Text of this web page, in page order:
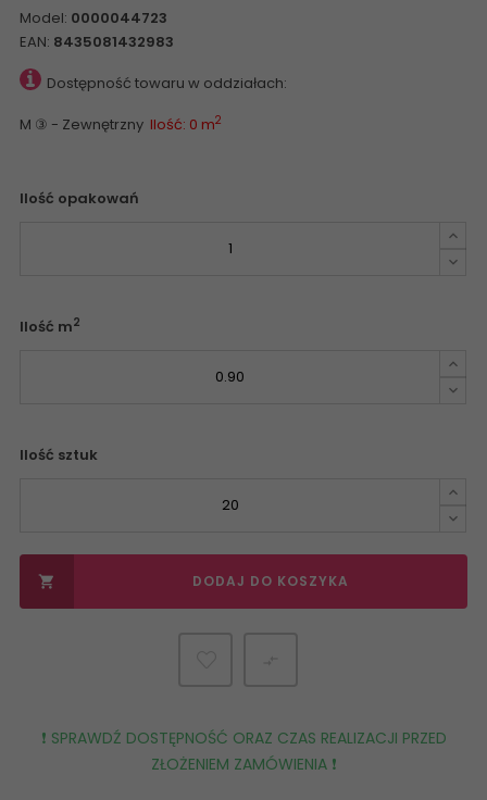
Model: 0000044723
EAN: 8435081432983
Dostępność towaru w oddziałach:
M ③ - Zewnętrzny Ilość: 0 m2
Ilość opakowań
Ilość m2
Ilość sztuk
 DODAJ DO KOSZYKA
❗️ SPRAWDŹ DOSTĘPNOŚĆ ORAZ CZAS REALIZACJI PRZED
ZŁOŻENIEM ZAMÓWIENIA ❗️